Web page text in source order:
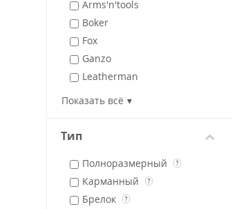
Arms'n'tools
Boker
Fox
Ganzo
Leatherman
Mr.Blade
SQT
Victorinox
Vosteed
Показать всё
Тип
Полноразмерный ?
Карманный ?
Брелок ?